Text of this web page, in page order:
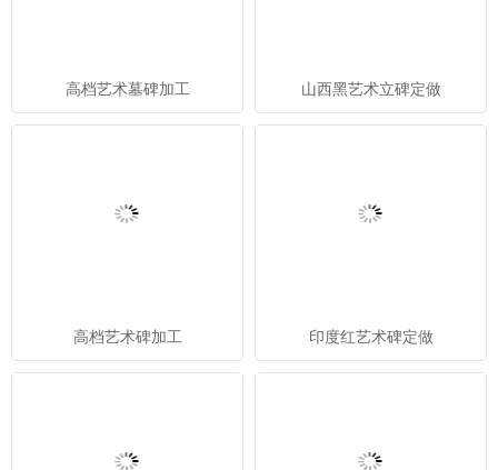
高档艺术墓碑加工 山西黑艺术立碑定做
高档艺术碑加工 印度红艺术碑定做